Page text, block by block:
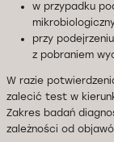
w przypadku
przy
z pobraniem
W razie
zalecić test w
Zakres badań
zależności od